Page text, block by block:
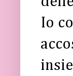
Io